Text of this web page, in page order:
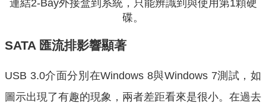
連結2-Bay外接盒到系統，只能辨識到與使用第1顆硬
碟。
SATA 匯流排影響顯著
USB 3.0介面分別在Windows 8與Windows 7測試，如
圖示出現了有趣的現象，兩者差距看來是很小。在過去